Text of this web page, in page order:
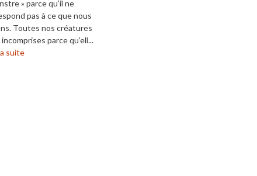
» parce qu’il ne
pas à ce que nous
Toutes nos créatures
parce qu’ell...
suite